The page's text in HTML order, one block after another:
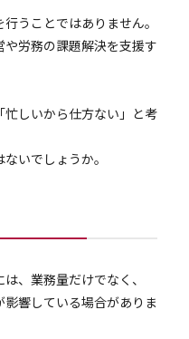
うことではありません。
労務の課題解決を支援す
しいから仕方ない」と考
いでしょうか。
、業務量だけでなく、
響している場合がありま